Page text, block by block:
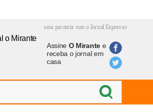
uma parceria com o Jornal Expresso
Assine O Mirantee
receba o jornal em
casa